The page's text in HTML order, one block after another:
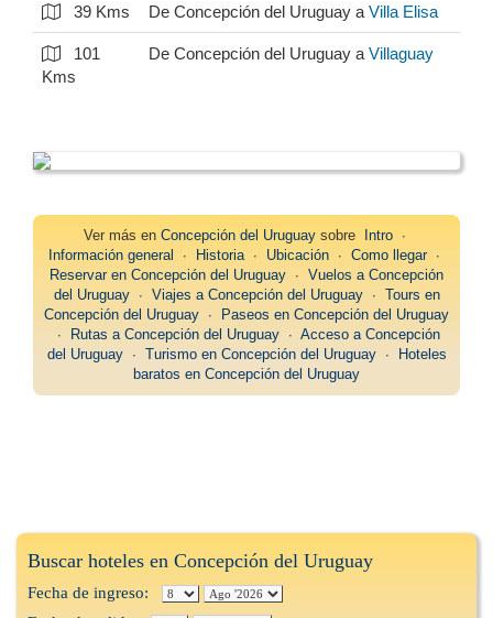
39 Kms De Concepción del Uruguay a Villa Elisa
101
Kms
De Concepción del Uruguay a Villaguay
Ver más en Concepción del Uruguaysobre Intro∙
Información general ∙ Historia ∙ Ubicación ∙ Como llegar∙
Reservar en Concepción del Uruguay ∙ Vuelos a Concepción
del Uruguay∙ Viajes a Concepción del Uruguay∙ Tours en
Concepción del Uruguay ∙ Paseos en Concepción del Uruguay
∙ Rutas a Concepción del Uruguay ∙ Acceso a Concepción
del Uruguay∙ Turismo en Concepción del Uruguay∙ Hoteles
baratos en Concepción del Uruguay
Buscar hoteles en Concepción del Uruguay
Fecha de ingreso: